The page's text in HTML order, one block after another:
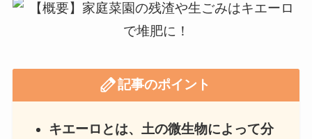
記事のポイント
キエーロとは、土の微生物によって分